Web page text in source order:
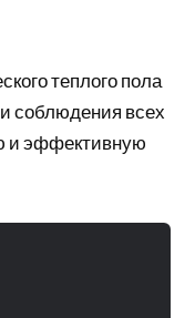
теплого пола
соблюдения всех
и эффективную